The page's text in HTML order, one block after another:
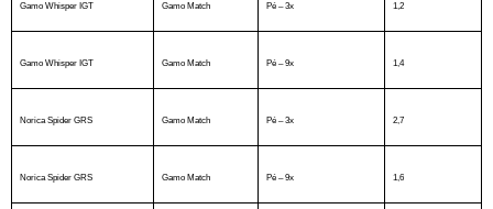
Gamo Whisper IGT Gamo Match Pé – 3x 1,2
Gamo Whisper IGT Gamo Match Pé – 9x 1,4
Norica Spider GRS Gamo Match Pé – 3x 2,7
Norica Spider GRS Gamo Match Pé – 9x 1,6